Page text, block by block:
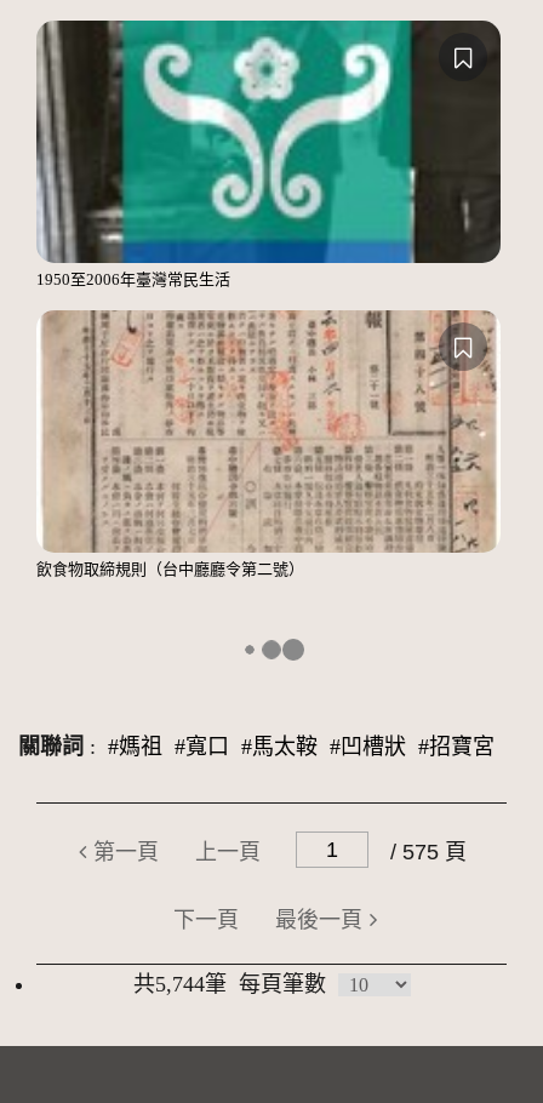
1950至2006年臺灣常民生活
飲食物取締規則（台中廳廳令第二號）
關聯詞 : #媽祖 #寬口 #馬太鞍 #凹槽狀 #招寶宮
第一頁 上一頁 / 575 頁
下一頁 最後一頁
共5,744筆 每頁筆數